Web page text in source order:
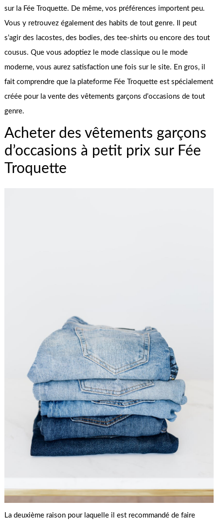
sur la Fée Troquette. De même, vos préférences importent peu.
Vous y retrouvez également des habits de tout genre. Il peut
s’agir des lacostes, des bodies, des tee-shirts ou encore des tout
cousus. Que vous adoptiez le mode classique ou le mode
moderne, vous aurez satisfaction une fois sur le site. En gros, il
fait comprendre que la plateforme Fée Troquette est spécialement
créée pour la vente des vêtements garçons d’occasions de tout
genre.
Acheter des vêtements garçons
d’occasions à petit prix sur Fée
Troquette
La deuxième raison pour laquelle il est recommandé de faire